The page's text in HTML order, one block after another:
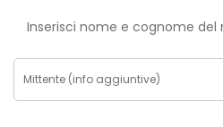
Inserisci nome e